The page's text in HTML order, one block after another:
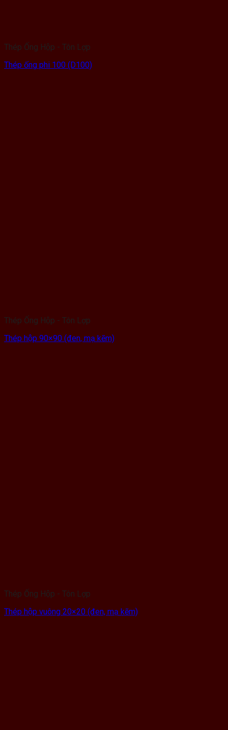
Thép Ống Hộp - Tôn Lợp
Thép ống phi 100 (D100)
Thép Ống Hộp - Tôn Lợp
Thép hộp 90×90 (đen, mạ kẽm)
Thép Ống Hộp - Tôn Lợp
Thép hộp vuông 20×20 (đen, mạ kẽm)